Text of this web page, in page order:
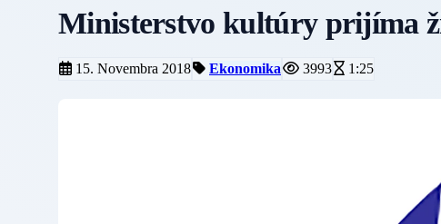
Ministerstvo kultúry prijíma
15. Novembra 2018 Ekonomika 3993 1:25